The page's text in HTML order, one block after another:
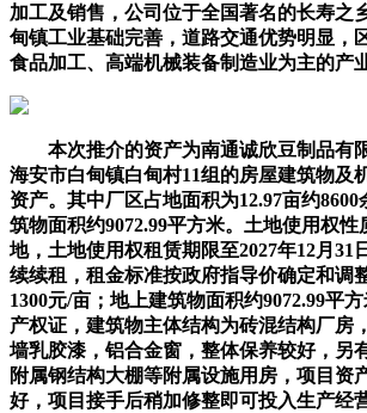
加工及销售，公司位于全国著名的长寿之
甸镇工业基础完善，道路交通优势明显，
食品加工、高端机械装备制造业为主的产
本次推介的资产为南通诚欣豆制品有
海安市白甸镇白甸村11组的房屋建筑物及
资产。其中厂区占地面积为12.97亩约
筑物面积约9072.99平方米。土地使用权性
地，土地使用权租赁期限至2027年12月31
续续租，租金标准按政府指导价确定和调
1300元/亩；地上建筑物面积约9072.99平
产权证，建筑物主体结构为砖混结构厂房
墙乳胶漆，铝合金窗，整体保养较好，另
附属钢结构大棚等附属设施用房，项目资
好，项目接手后稍加修整即可投入生产经